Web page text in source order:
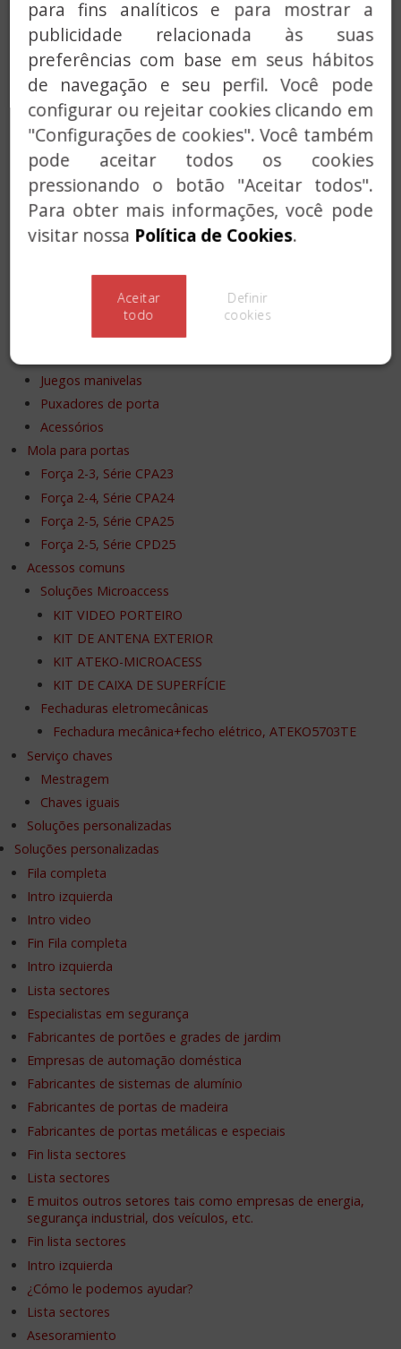
FECHADURA DE INTEMPÉRIES, MODELO 2970
Fechadura Segurança, Série 35257
Fechadura Tradicional, Séries 7125, 7124 e 7056 (chave
multiponto)
Fechadura Tradicional , Séries 5125, 5124 e 5056
Fechadura Eléctrica, Serie 5160
Fechaduras com alarme integrada
FECHADURA SMARt7930
FECHADURA INVISÍVEL SUPRATRONIK, SÉRIE 4940TK
FECHADURA ALTA SEGURANÇA COM ALARME PARA
ARRUMOS, SÉRIE 7930RSATRAS
TRINCO COM ALARME, SÉRIE 7940RSA
Juegos manivelas
Puxadores de porta
Acessórios
Mola para portas
Força 2-3, Série CPA23
Força 2-4, Série CPA24
Força 2-5, Série CPA25
Força 2-5, Série CPD25
Acessos comuns
Soluções Microaccess
KIT VIDEO PORTEIRO
KIT DE ANTENA EXTERIOR
KIT ATEKO-MICROACESS
KIT DE CAIXA DE SUPERFÍCIE
Fechaduras eletromecânicas
Fechadura mecânica+fecho elétrico, ATEKO5703TE
Serviço chaves
Mestragem
Chaves iguais
Soluções personalizadas
Soluções personalizadas
Fila completa
Intro izquierda
Intro video
Fin Fila completa
Intro izquierda
Lista sectores
Especialistas em segurança
Fabricantes de portões e grades de jardim
Empresas de automação doméstica
Fabricantes de sistemas de alumínio
Fabricantes de portas de madeira
Fabricantes de portas metálicas e especiais
Fin lista sectores
Lista sectores
E muitos outros setores tais como empresas de energia,
segurança industrial, dos veículos, etc.
Fin lista sectores
Intro izquierda
¿Cómo le podemos ayudar?
Lista sectores
Asesoramiento
para fins analíticos e para mostrar a
publicidade relacionada às suas
preferências com base em seus hábitos
de navegação e seu perfil. Você pode
configurar ou rejeitar cookies clicando em
"Configurações de cookies". Você também
pode aceitar todos os cookies
pressionando o botão "Aceitar todos".
Para obter mais informações, você pode
visitar nossa Política de Cookies.
Aceitar
todo
Definir
cookies